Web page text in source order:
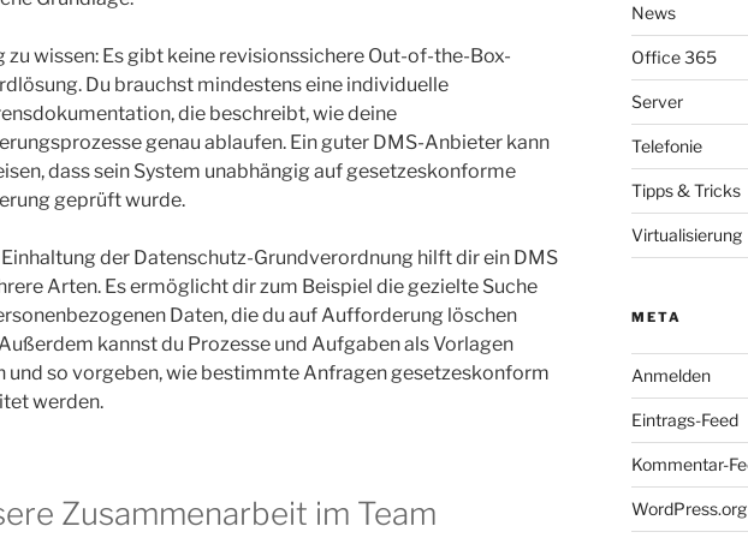
zu wissen: Es gibt keine revisionssichere Out-of-the-Box-
Du brauchst mindestens eine individuelle
die beschreibt, wie deine
genau ablaufen. Ein guter DMS-Anbieter kann
dass sein System unabhängig auf gesetzeskonforme
geprüft wurde.
der Datenschutz-Grundverordnung hilft dir ein DMS
Arten. Es ermöglicht dir zum Beispiel die gezielte Suche
Daten, die du auf Aufforderung löschen
kannst du Prozesse und Aufgaben als Vorlagen
und so vorgeben, wie bestimmte Anfragen gesetzeskonform
werden.
Zusammenarbeit im Team
News
Office 365
Server
Telefonie
Tipps & Tricks
Virtualisierung
META
Anmelden
Eintrags-Feed
Kommentar-
WordPress.org